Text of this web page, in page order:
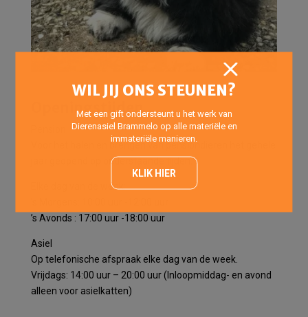
Openingstijden
Voor het halen en brengen van pensiondieren het gehele
jaar geopend op onderstaande tijden:
Elke dag van de week:
’s Avonds : 17:00 uur -18:00 uur
Asiel
Op telefonische afspraak elke dag van de week.
Vrijdags: 14:00 uur – 20:00 uur (Inloopmiddag- en avond
alleen voor asielkatten)
WIL JIJ ONS STEUNEN?
Met een gift ondersteunt u het werk van
Dierenasiel Brammelo op alle materiële en
immateriële manieren.
KLIK HIER